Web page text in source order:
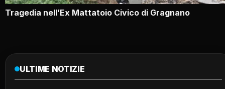
Tragedia nell’Ex Mattatoio Civico di Gragnano
ULTIME NOTIZIE